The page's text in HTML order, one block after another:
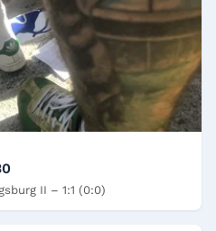
II – 1:1 (0:0)